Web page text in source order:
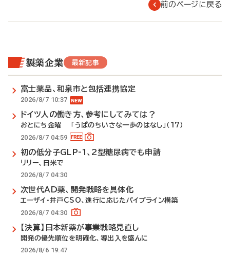
前のページに戻る
製薬企業 最新記事
富士薬品、和泉市と包括連携協定
2026/8/7 10:37
ドイツ人の働き方、参考にしてみては？
おとにち金曜 「うぱのちいさな一歩のはなし」（17）
2026/8/7 04:59
初の低分子GLP-1、2型糖尿病でも申請
リリー、日米で
2026/8/7 04:30
次世代AD薬、開発戦略を具体化
エーザイ・井戸CSO、進行に応じたパイプライン構築
2026/8/7 04:30
【決算】日本新薬が事業戦略見直し
開発の優先順位を明確化、導出入を盛んに
2026/8/6 19:47